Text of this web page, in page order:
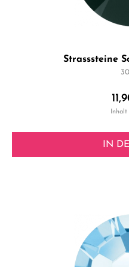
Strasssteine
Inhalt
IN